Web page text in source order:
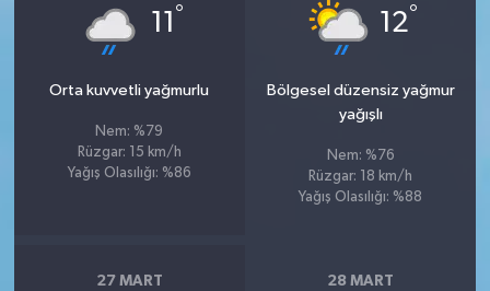
11 °
Orta kuvvetli yağmurlu
Nem: %79
Rüzgar: 15 km/h
Yağış Olasılığı: %86
12°
Bölgesel düzensiz yağmur
yağışlı
Nem: %76
Rüzgar: 18 km/h
Yağış Olasılığı: %88
27 MART 28 MART